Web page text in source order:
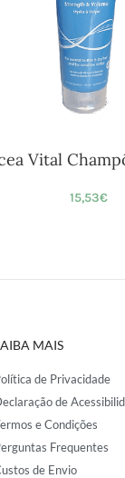
Vital
15,53€
MAIS
de Privacidade
de
e Condições
Frequentes
de Envio